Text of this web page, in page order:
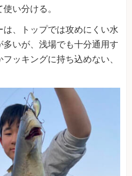
い分ける。
、トップでは攻めにくい水
いが、浅場でも十分通用す
ッキングに持ち込めない、